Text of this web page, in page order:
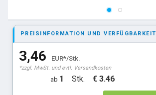
PREISINFORMATION UND VERFÜGBARKEIT
3,46 EUR*/Stk.
*zzgl. MwSt. und evtl. Versandkosten
ab 1 Stk. € 3.46